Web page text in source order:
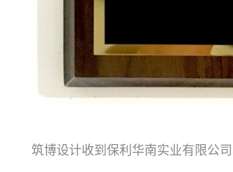
筑博设计收到保利华南实业有限公